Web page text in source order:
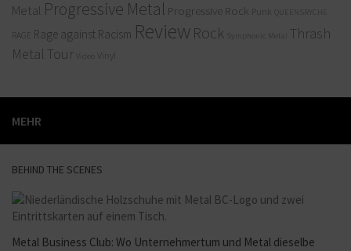
Metal Progressive Metal Progressive Rock Punk QUEENSRYCHE
RAGE Rage against Racism Review Rock Symphonic Metal
Thrash
Metal Tour Video Vinyl
MEHR
BEHIND THE SCENES
Metal Business Club: Wo Unternehmertum und Metal dieselbe